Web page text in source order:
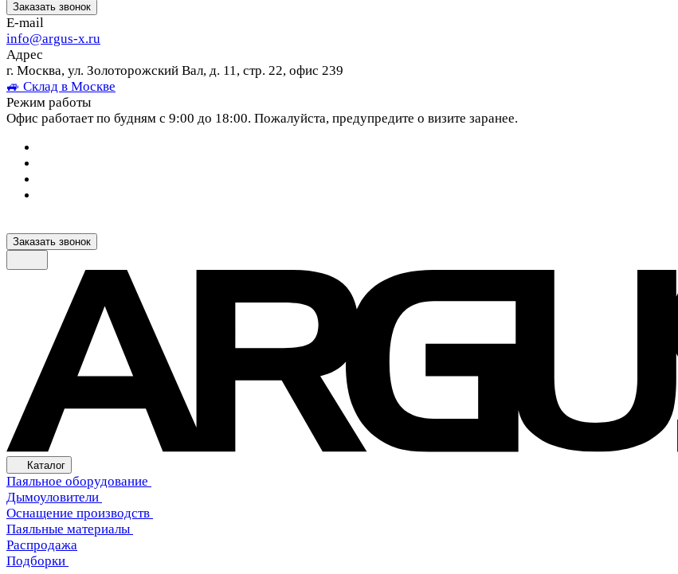
Заказать звонок
E-mail
info@argus-x.ru
Адрес
г. Москва, ул. Золоторожский Вал, д. 11, стр. 22, офис 239
🚙 Склад в Москве
Режим работы
Офис работает по будням с 9:00 до 18:00. Пожалуйста, предупредите о визите заранее.
Заказать звонок
Каталог
Паяльное оборудование
Дымоуловители
Оснащение производств
Паяльные материалы
Распродажа
Подборки